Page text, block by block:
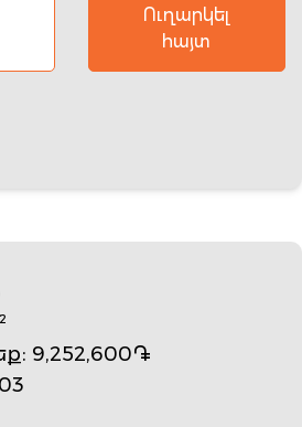
Ուղարկել
հայտ
: 9,252,600֏